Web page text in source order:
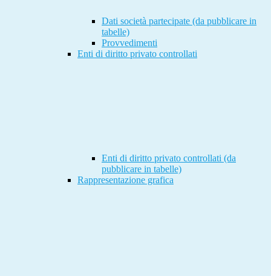
Dati società partecipate (da pubblicare in
tabelle)
Provvedimenti
Enti di diritto privato controllati
Enti di diritto privato controllati (da
pubblicare in tabelle)
Rappresentazione grafica